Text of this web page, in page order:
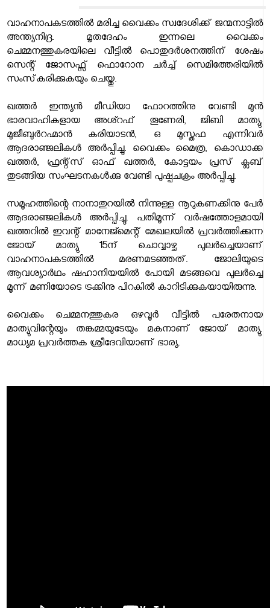
വാഹനാപകടത്തില്‍ മരിച്ച വൈക്കം സ്വദേശിക്ക് ജന്മനാട്ടില്‍
അന്ത്യനിദ്ര. മൃതദേഹം ഇന്നലെ വൈക്കം
ചെമ്മനത്തുകരയിലെ വീട്ടില്‍ പൊതുദര്‍ശനത്തിന് ശേഷം
സെന്റ് ജോസഫ്സ് ഫൊറോന ചര്‍ച്ച് സെമിത്തേരിയില്‍
സംസ്‌കരിക്കുകയും ചെയ്തു.
ഖത്തര്‍ ഇന്ത്യന്‍ മീഡിയാ ഫോറത്തിനു വേണ്ടി മുന്‍
ഭാരവാഹികളായ അശ്റഫ് തൂണേരി, ജിബി മാത്യു,
മുജീബുര്‍റഹ്മാന്‍ കരിയാടന്‍, ഒ മുസ്തഫ എന്നിവര്‍
ആദരാഞ്ജലികള്‍ അര്‍പ്പിച്ചു. വൈക്കം മൈത്ര, കൊഡാക്ക
ഖത്തര്‍, ഫ്രന്റ്സ് ഓഫ് ഖത്തര്‍, കോട്ടയം പ്രസ് ക്ലബ്
തുടങ്ങിയ സംഘടനകള്‍ക്കു വേണ്ടി പുഷ്പചക്രം അര്‍പ്പിച്ചു.
സമൂഹത്തിന്റെ നാനാതുറയില്‍ നിന്നുള്ള നൂറുകണക്കിനു പേര്‍
ആദരാഞ്ജലികള്‍ അര്‍പ്പിച്ചു. പതിമൂന്ന് വര്‍ഷത്തോളമായി
ഖത്തറില്‍ ഇവന്റ് മാനേജ്മെന്റ് മേഖലയില്‍ പ്രവര്‍ത്തിക്കുന്ന
ജോയ് മാത്യു 15ന് ചൊവ്വാഴ്ച പുലര്‍ച്ചെയാണ്
വാഹനാപകടത്തില്‍ മരണമടഞ്ഞത്. ജോലിയുടെ
ആവശ്യാര്‍ഥം ഷഹാനിയയില്‍ പോയി മടങ്ങവെ പുലര്‍ച്ചെ
മൂന്ന് മണിയോടെ ട്രക്കിനു പിറകില്‍ കാറിടിക്കുകയായിരുന്നു.
വൈക്കം ചെമ്മനത്തുകര ഒഴവൂര്‍ വീട്ടില്‍ പരേതനായ
മാത്യുവിന്റേയും തങ്കമ്മയുടേയും മകനാണ് ജോയ് മാത്യു.
മാധ്യമ പ്രവര്‍ത്തക ശ്രീദേവിയാണ് ഭാര്യ.